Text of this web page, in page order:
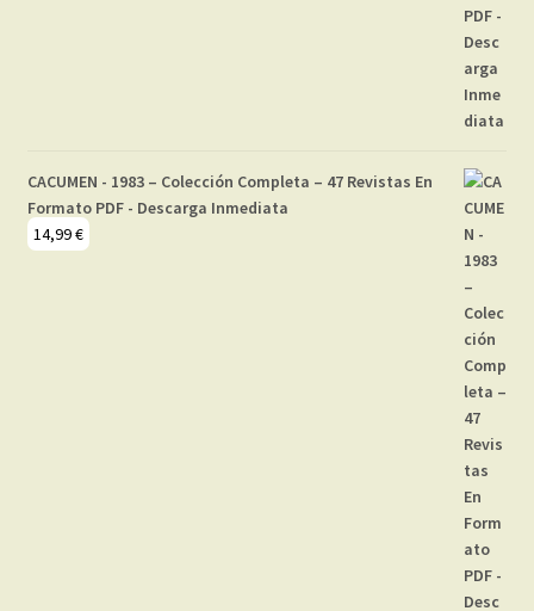
CACUMEN - 1983 – Colección Completa – 47 Revistas En
Formato PDF - Descarga Inmediata
14,99€